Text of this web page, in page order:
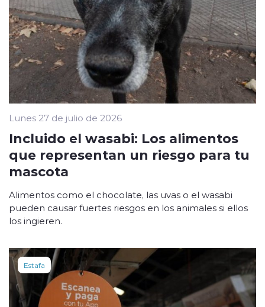
Lunes 27 de julio de 2026
Incluido el wasabi: Los alimentos
que representan un riesgo para tu
mascota
Alimentos como el chocolate, las uvas o el wasabi
pueden causar fuertes riesgos en los animales si ellos
los ingieren.
Estafa